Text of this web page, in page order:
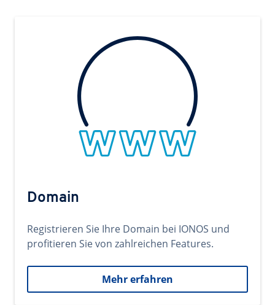
Domain
Registrieren Sie Ihre Domain bei IONOS und
profitieren Sie von zahlreichen Features.
Mehr erfahren